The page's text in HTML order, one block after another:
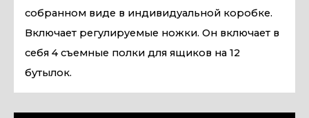
собранном виде в индивидуальной коробке.
Включает регулируемые ножки. Он включает в
себя 4 съемные полки для ящиков на 12
бутылок.